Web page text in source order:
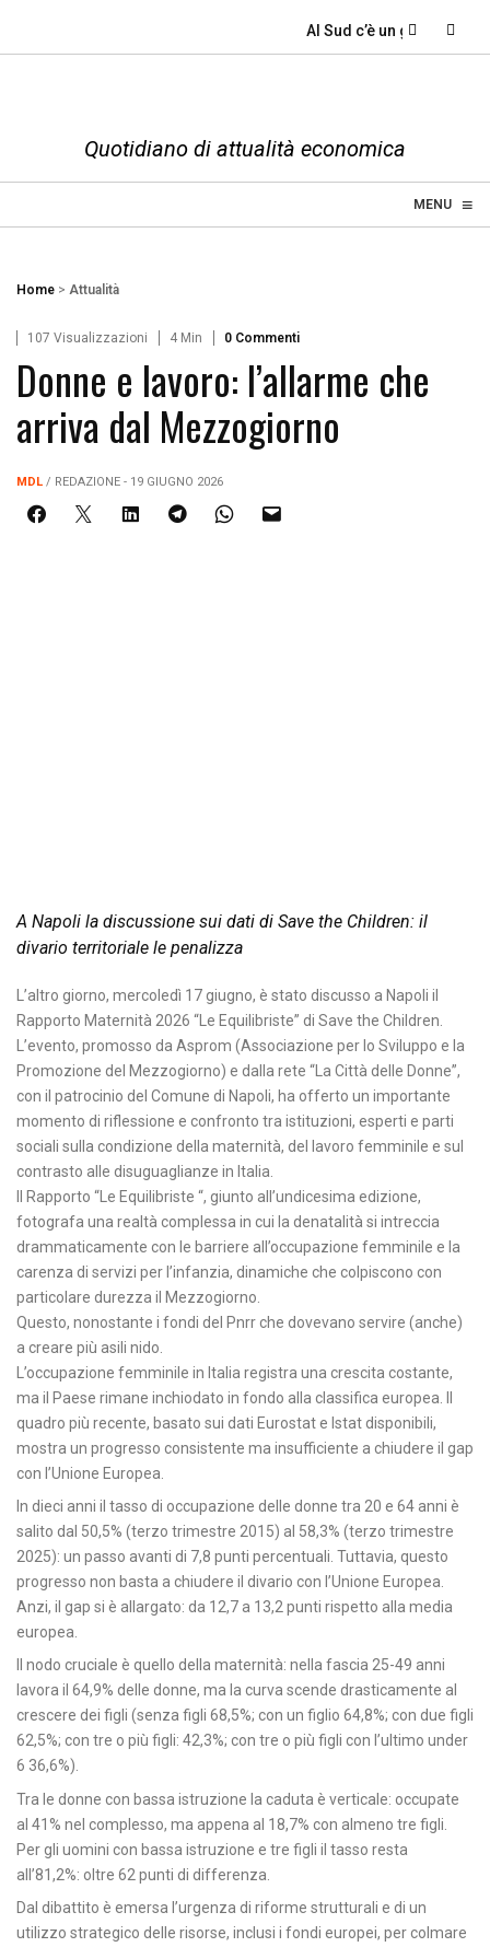
Al Sud c’è un grande
Quotidiano di attualità economica
MENU ≡
☰
Home > Attualità
107 Visualizzazioni 4 Min 0 Commenti
Donne e lavoro: l’allarme che
arriva dal Mezzogiorno
MDL / REDAZIONE - 19 GIUGNO 2026
A Napoli la discussione sui dati di Save the Children: il
divario territoriale le penalizza
L’altro giorno, mercoledì 17 giugno, è stato discusso a Napoli il
Rapporto Maternità 2026 “Le Equilibriste” di Save the Children.
L’evento, promosso da Asprom (Associazione per lo Sviluppo e la
Promozione del Mezzogiorno) e dalla rete “La Città delle Donne”,
con il patrocinio del Comune di Napoli, ha offerto un importante
momento di riflessione e confronto tra istituzioni, esperti e parti
sociali sulla condizione della maternità, del lavoro femminile e sul
contrasto alle disuguaglianze in Italia.
Il Rapporto “Le Equilibriste “, giunto all’undicesima edizione,
fotografa una realtà complessa in cui la denatalità si intreccia
drammaticamente con le barriere all’occupazione femminile e la
carenza di servizi per l’infanzia, dinamiche che colpiscono con
particolare durezza il Mezzogiorno.
Questo, nonostante i fondi del Pnrr che dovevano servire (anche)
a creare più asili nido.
L’occupazione femminile in Italia registra una crescita costante,
ma il Paese rimane inchiodato in fondo alla classifica europea. Il
quadro più recente, basato sui dati Eurostat e Istat disponibili,
mostra un progresso consistente ma insufficiente a chiudere il gap
con l’Unione Europea.
In dieci anni il tasso di occupazione delle donne tra 20 e 64 anni è
salito dal 50,5% (terzo trimestre 2015) al 58,3% (terzo trimestre
2025): un passo avanti di 7,8 punti percentuali. Tuttavia, questo
progresso non basta a chiudere il divario con l’Unione Europea.
Anzi, il gap si è allargato: da 12,7 a 13,2 punti rispetto alla media
europea.
Il nodo cruciale è quello della maternità: nella fascia 25-49 anni
lavora il 64,9% delle donne, ma la curva scende drasticamente al
crescere dei figli (senza figli 68,5%; con un figlio 64,8%; con due figli
62,5%; con tre o più figli: 42,3%; con tre o più figli con l’ultimo under
6 36,6%).
Tra le donne con bassa istruzione la caduta è verticale: occupate
al 41% nel complesso, ma appena al 18,7% con almeno tre figli.
Per gli uomini con bassa istruzione e tre figli il tasso resta
all’81,2%: oltre 62 punti di differenza.
Dal dibattito è emersa l’urgenza di riforme strutturali e di un
utilizzo strategico delle risorse, inclusi i fondi europei, per colmare